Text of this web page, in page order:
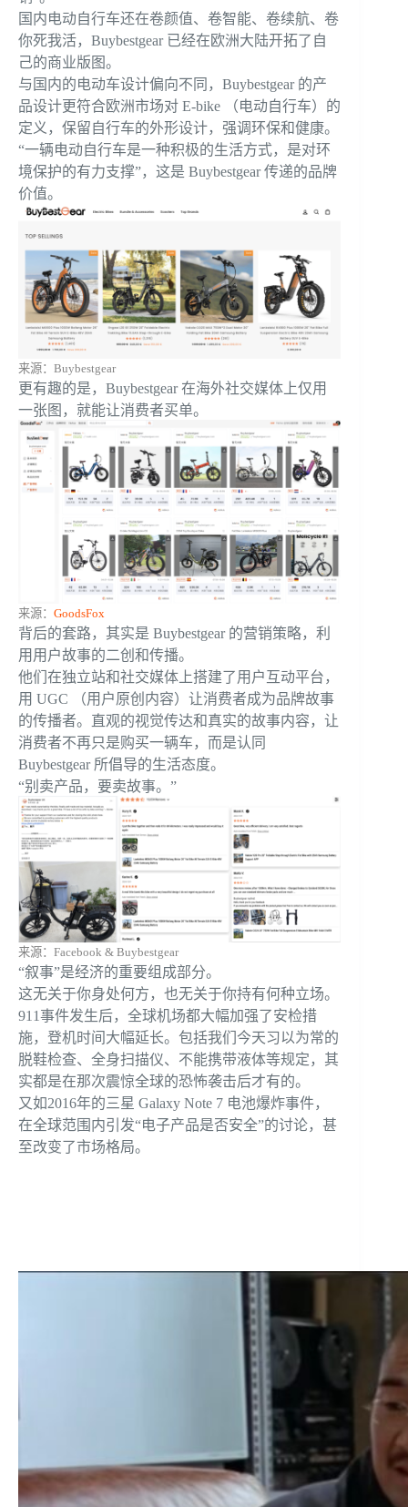
国内电动自行车还在卷颜值、卷智能、卷续航、卷
你死我活，Buybestgear 已经在欧洲大陆开拓了自
己的商业版图。
与国内的电动车设计偏向不同，Buybestgear 的产
品设计更符合欧洲市场对 E-bike （电动自行车）的
定义，保留自行车的外形设计，强调环保和健康。
“一辆电动自行车是一种积极的生活方式，是对环
境保护的有力支撑”，这是 Buybestgear 传递的品牌
价值。
来源：Buybestgear
更有趣的是，Buybestgear 在海外社交媒体上仅用
一张图，就能让消费者买单。
来源： GoodsFox
背后的套路，其实是 Buybestgear 的营销策略，利
用用户故事的二创和传播。
他们在独立站和社交媒体上搭建了用户互动平台，
用 UGC （用户原创内容）让消费者成为品牌故事
的传播者。直观的视觉传达和真实的故事内容，让
消费者不再只是购买一辆车，而是认同
Buybestgear 所倡导的生活态度。
“别卖产品，要卖故事。”
来源：Facebook & Buybestgear
“叙事”是经济的重要组成部分。
这无关于你身处何方，也无关于你持有何种立场。
911事件发生后，全球机场都大幅加强了安检措
施，登机时间大幅延长。包括我们今天习以为常的
脱鞋检查、全身扫描仪、不能携带液体等规定，其
实都是在那次震惊全球的恐怖袭击后才有的。
又如2016年的三星 Galaxy Note 7 电池爆炸事件，
在全球范围内引发“电子产品是否安全”的讨论，甚
至改变了市场格局。